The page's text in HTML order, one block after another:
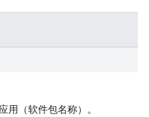
用（软件包名称）。